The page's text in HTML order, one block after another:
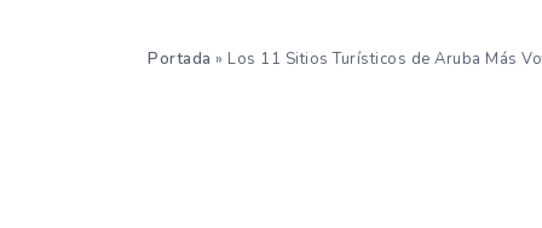
Portada » Los 11 Sitios Turísticos de Aruba Más